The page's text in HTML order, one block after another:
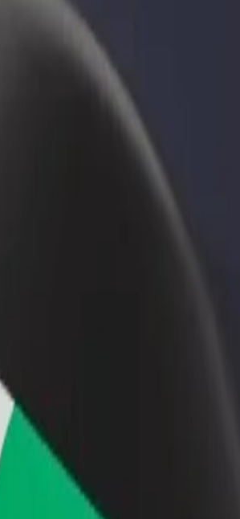
დაამატე რესტორანი ან
მაღაზია
მოიზიდე მეტი მომხმარებელი
და გაზარდე გაყიდვები